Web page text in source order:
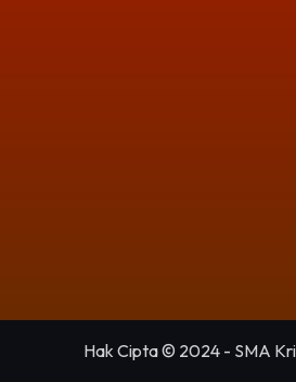
Hak Cipta © 2024 - SMA